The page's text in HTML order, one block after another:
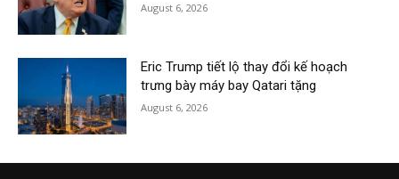
August 6, 2026
Eric Trump tiết lộ thay đổi kế hoạch
trưng bày máy bay Qatari tặng
August 6, 2026